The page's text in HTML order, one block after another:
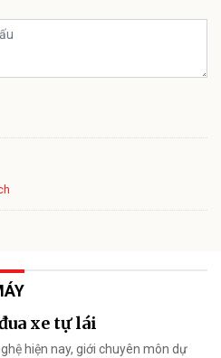
xe tự lái
hiện nay, giới chuyên môn dự